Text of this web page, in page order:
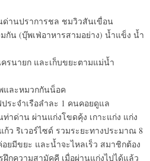
ด่านปราการชล ชมวิวสันเขื่อน
กัน (บุ๊พเฟ่อาหารสามอย่าง) น้ำแข็ง น้ำ
ครนายก และเก็บขยะตามแม่น้ำ
ละหมวกกันน็อค
ระจำเรือลำละ 1 คนคอยดูแล
าด่าน ผ่านแก่งโขดคุ้ง เกาะแก่ง แก่ง
ริเวอร์ไซด์ รวมระยะทางประมาณ 8
ยมีขยะ และน้ำจะไหลเร็ว สมาชิกต้อง
กความสามัคคี เมื่อผ่านแก่งไปได้แล้ว